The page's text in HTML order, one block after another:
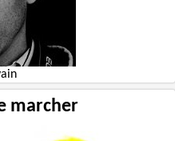
marcher